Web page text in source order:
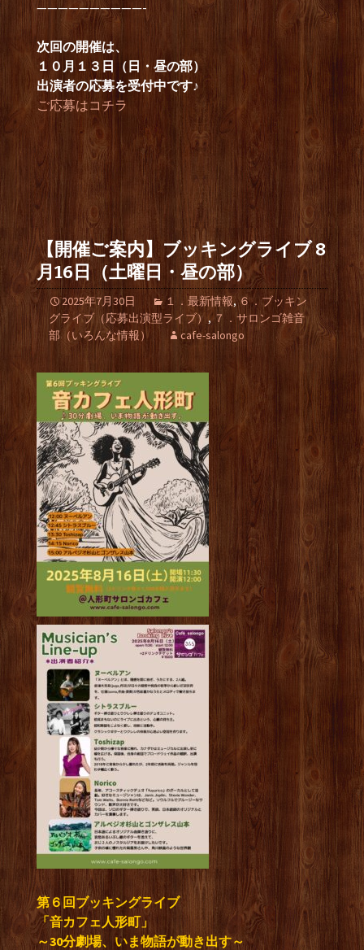
——————————-
次回の開催は、
１０月１３日（日・昼の部）
出演者の応募を受付中です♪
ご応募はコチラ
【開催ご案内】ブッキングライブ 8
月16日（土曜日・昼の部）
2025年7月30日 １．最新情報,６．ブッキン
グライブ（応募出演型ライブ） ,７．サロンゴ雑音
部（いろんな情報）
cafe-salongo
第６回ブッキングライブ
「音カフェ人形町」
～30分劇場、いま物語が動き出す～